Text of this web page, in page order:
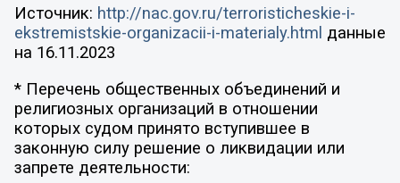
Источник: http://nac.gov.ru/terroristicheskie-i-
ekstremistskie-organizacii-i-materialy.html данные
на 16.11.2023
* Перечень общественных объединений и
религиозных организаций в отношении
которых судом принято вступившее в
законную силу решение о ликвидации или
запрете деятельности: